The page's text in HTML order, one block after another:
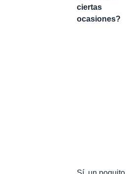
ciertas
ocasiones?